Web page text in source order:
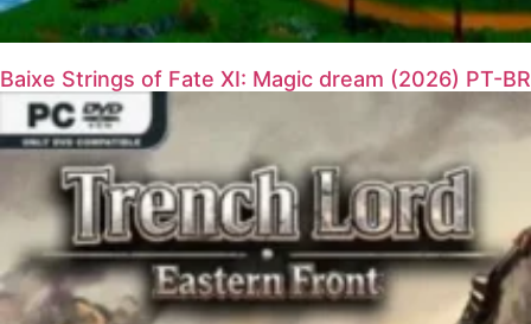
Baixe Strings of Fate XI: Magic dream (2026) PT-BR